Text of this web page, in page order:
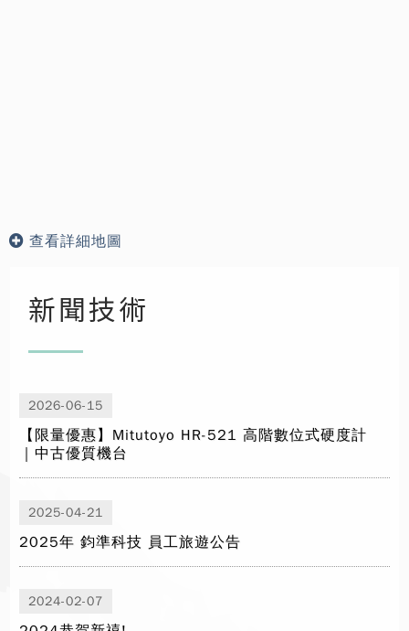
查看詳細地圖
新聞技術
2026-06-15
【限量優惠】Mitutoyo HR-521 高階數位式硬度計
｜中古優質機台
2025-04-21
2025年 鈞準科技 員工旅遊公告
2024-02-07